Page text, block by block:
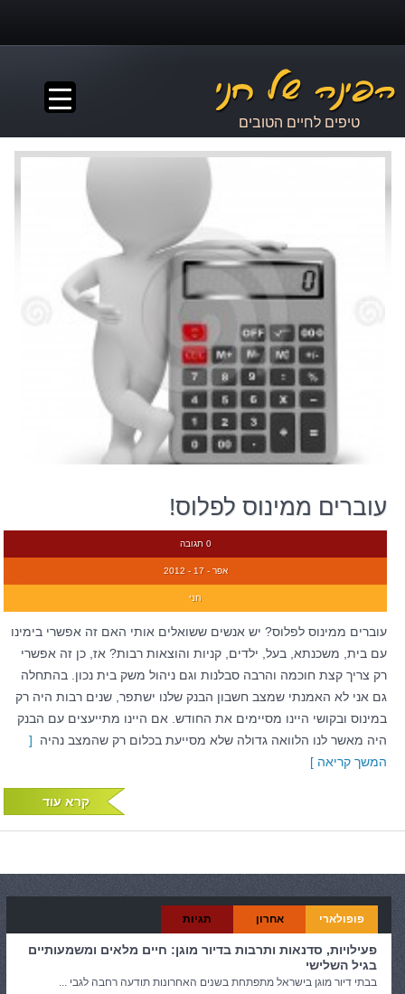
טיפים לחיים הטובים
עוברים ממינוס לפלוס!
0 תגובה
אפר - 17 - 2012
חני
עוברים ממינוס לפלוס? יש אנשים ששואלים אותי האם זה אפשרי בימינו
עם בית, משכנתא, בעל, ילדים, קניות והוצאות רבות? אז, כן זה אפשרי
רק צריך קצת חוכמה והרבה סבלנות וגם ניהול משק בית נכון. בהתחלה
גם אני לא האמנתי שמצב חשבון הבנק שלנו ישתפר, שנים רבות היה רק
במינוס ובקושי היינו מסיימים את החודש. אם היינו מתייעצים עם הבנק
היה מאשר לנו הלוואה גדולה שלא מסייעת בכלום רק שהמצב נהיה [
המשך קריאה ]
קרא עוד
פופולארי אחרון תגיות
פעילויות, סדנאות ותרבות בדיור מוגן: חיים מלאים ומשמעותיים
בגיל השלישי
בבתי דיור מוגן בישראל מתפתחת בשנים האחרונות תודעה רחבה לגבי ...